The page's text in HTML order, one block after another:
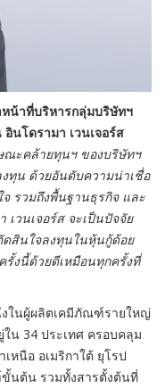
าที่บริหารกลุ่มบริษัทฯ
นโดรามา เวนเจอร์ส
ณะคล้ายทุนฯ ของบริษัทฯ
ทุน ด้วยอันดับความน่าเชื่อ
จ รวมถึงพื้นฐานธุรกิจ และ
เวนเจอร์ส จะเป็นปัจจัย
สินใจลงทุนในหุ้นกู้ด้อย
งนี้ด้วยดีเหมือนทุกครั้งที่
นผู้ผลิตเคมีภัณฑ์รายใหญ่
น 34 ประเทศ ครอบคลุม
หนือ อเมริกาใต้ ยุโรป
นต้น รวมทั้งสารตั้งต้นที่